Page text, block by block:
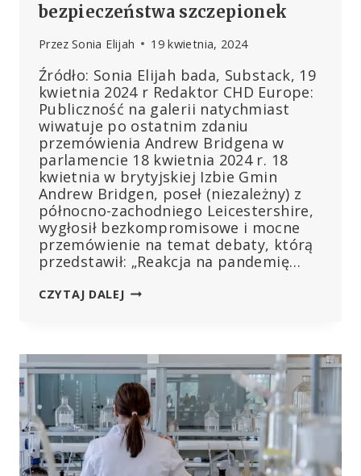
bezpieczeństwa szczepionek
Przez Sonia Elijah 19 kwietnia, 2024
Źródło: Sonia Elijah bada, Substack, 19
kwietnia 2024 r Redaktor CHD Europe:
Publiczność na galerii natychmiast
wiwatuje po ostatnim zdaniu
przemówienia Andrew Bridgena w
parlamencie 18 kwietnia 2024 r. 18
kwietnia w brytyjskiej Izbie Gmin
Andrew Bridgen, poseł (niezależny) z
północno-zachodniego Leicestershire,
wygłosił bezkompromisowe i mocne
przemówienie na temat debaty, którą
przedstawił: „Reakcja na pandemię…
CZYTAJ DALEJDEBATA
NADMIERNEJ
LICZBIE
ZGONÓW
I
OBAWACH
DOTYCZĄCYCH
BEZPIECZEŃSTWA